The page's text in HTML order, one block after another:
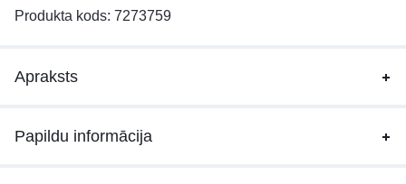
Produkta kods: 7273759
Apraksts
Papildu informācija